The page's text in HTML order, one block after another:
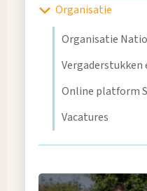
Organisatie
Organisatie
Online platform
Vacatures